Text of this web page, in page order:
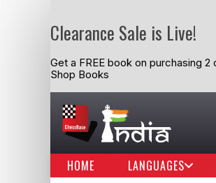
Clearance Sale is Live!
Get a FREE book on purchasing
Shop Books
HOME LANGUAGES